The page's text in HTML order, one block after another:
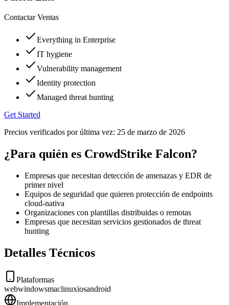
Contactar Ventas
Everything in Enterprise
IT hygiene
Vulnerability management
Identity protection
Managed threat hunting
Get Started
Precios verificados por última vez: 25 de marzo de 2026
¿Para quién es CrowdStrike Falcon?
Empresas que necesitan detección de amenazas y EDR de
primer nivel
Equipos de seguridad que quieren protección de endpoints
cloud-nativa
Organizaciones con plantillas distribuidas o remotas
Empresas que necesitan servicios gestionados de threat
hunting
Detalles Técnicos
Plataformas
webwindowsmaclinuxiosandroid
Implementación